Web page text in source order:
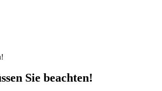
Sie beachten!